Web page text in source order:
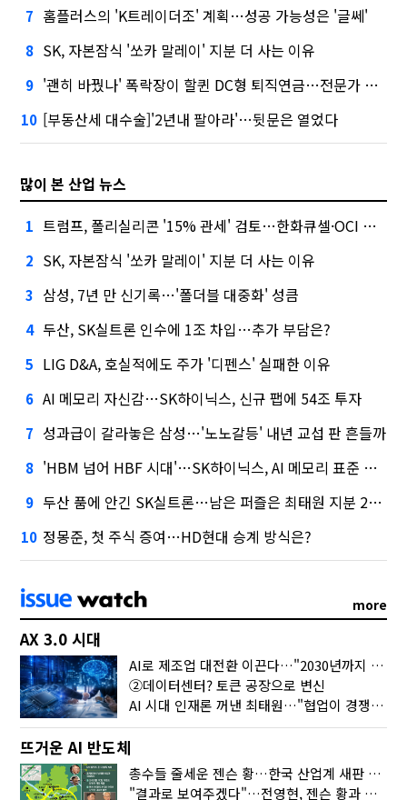
7 홈플러스의 'K트레이더조' 계획…성공 가능성은 '글쎄'
8 SK, 자본잠식 '쏘카 말레이' 지분 더 사는 이유
9 '괜히 바꿨나' 폭락장이 할퀸 DC형 퇴직연금…전문가 조언은
10 [부동산세 대수술]'2년내 팔아라'…뒷문은 열었다
많이 본 산업 뉴스
1 트럼프, 폴리실리콘 '15% 관세' 검토…한화큐셀·OCI 영향은?
2 SK, 자본잠식 '쏘카 말레이' 지분 더 사는 이유
3 삼성, 7년 만 신기록…'폴더블 대중화' 성큼
4 두산, SK실트론 인수에 1조 차입…추가 부담은?
5 LIG D&A, 호실적에도 주가 '디펜스' 실패한 이유
6 AI 메모리 자신감…SK하이닉스, 신규 팹에 54조 투자
7 성과급이 갈라놓은 삼성…'노노갈등' 내년 교섭 판 흔들까
8 'HBM 넘어 HBF 시대'…SK하이닉스, AI 메모리 표준 선점 나섰다
9 두산 품에 안긴 SK실트론…남은 퍼즐은 최태원 지분 29.4%
10 정몽준, 첫 주식 증여…HD현대 승계 방식은?
more
AX 3.0 시대
AI로 제조업 대전환 이끈다…"2030년까지 민관합동 20조 투자"
②데이터센터? 토큰 공장으로 변신
AI 시대 인재론 꺼낸 최태원…"협업이 경쟁력"
뜨거운 AI 반도체
총수들 줄세운 젠슨 황…한국 산업계 새판 짰다
"결과로 보여주겠다"…전영현, 젠슨 황과 HBM5 논의